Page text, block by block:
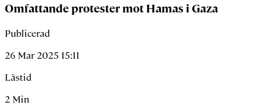
Omfattande protester mot Hamas i Gaza
Publicerad
26 Mar 2025 15:11
Lästid
2 Min